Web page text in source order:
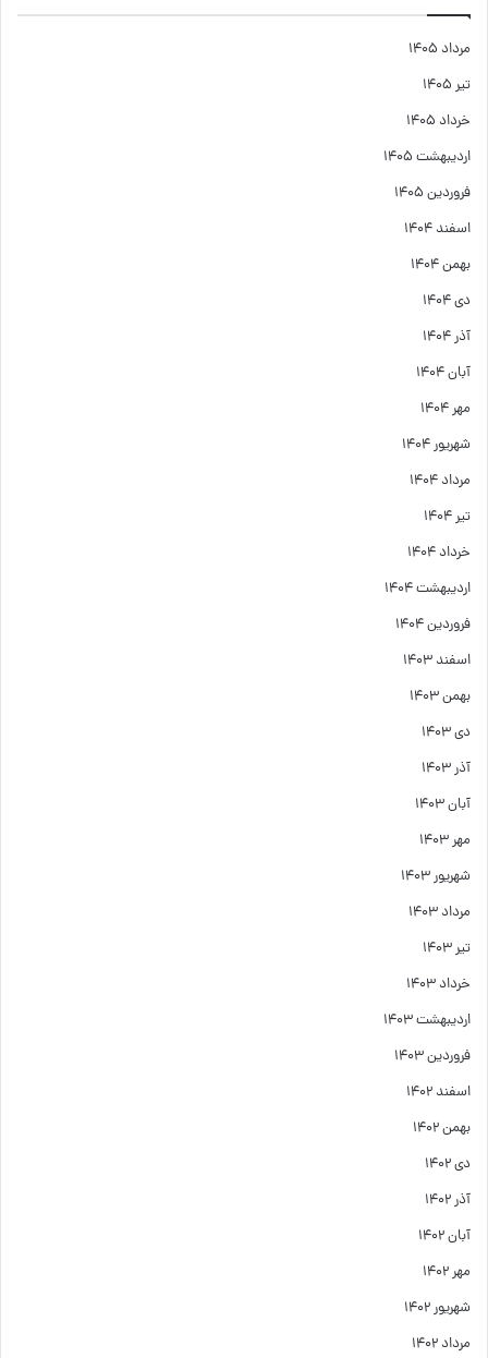
مرداد ۱۴۰۵
تیر ۱۴۰۵
خرداد ۱۴۰۵
اردیبهشت ۱۴۰۵
فروردین ۱۴۰۵
اسفند ۱۴۰۴
بهمن ۱۴۰۴
دی ۱۴۰۴
آذر ۱۴۰۴
آبان ۱۴۰۴
مهر ۱۴۰۴
شهریور ۱۴۰۴
مرداد ۱۴۰۴
تیر ۱۴۰۴
خرداد ۱۴۰۴
اردیبهشت ۱۴۰۴
فروردین ۱۴۰۴
اسفند ۱۴۰۳
بهمن ۱۴۰۳
دی ۱۴۰۳
آذر ۱۴۰۳
آبان ۱۴۰۳
مهر ۱۴۰۳
شهریور ۱۴۰۳
مرداد ۱۴۰۳
تیر ۱۴۰۳
خرداد ۱۴۰۳
اردیبهشت ۱۴۰۳
فروردین ۱۴۰۳
اسفند ۱۴۰۲
بهمن ۱۴۰۲
دی ۱۴۰۲
آذر ۱۴۰۲
آبان ۱۴۰۲
مهر ۱۴۰۲
شهریور ۱۴۰۲
مرداد ۱۴۰۲